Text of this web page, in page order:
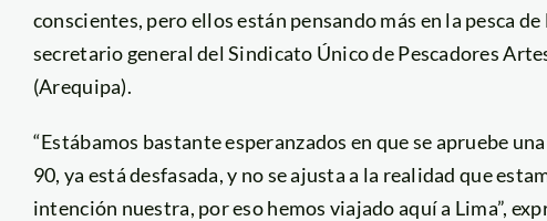
conscientes, pero ellos están pensando más en la pesca
secretario general del Sindicato Único de Pescadores
(Arequipa).
“Estábamos bastante esperanzados en que se apruebe
90, ya está desfasada, y no se ajusta a la realidad que
intención nuestra, por eso hemos viajado aquí a Lima”,